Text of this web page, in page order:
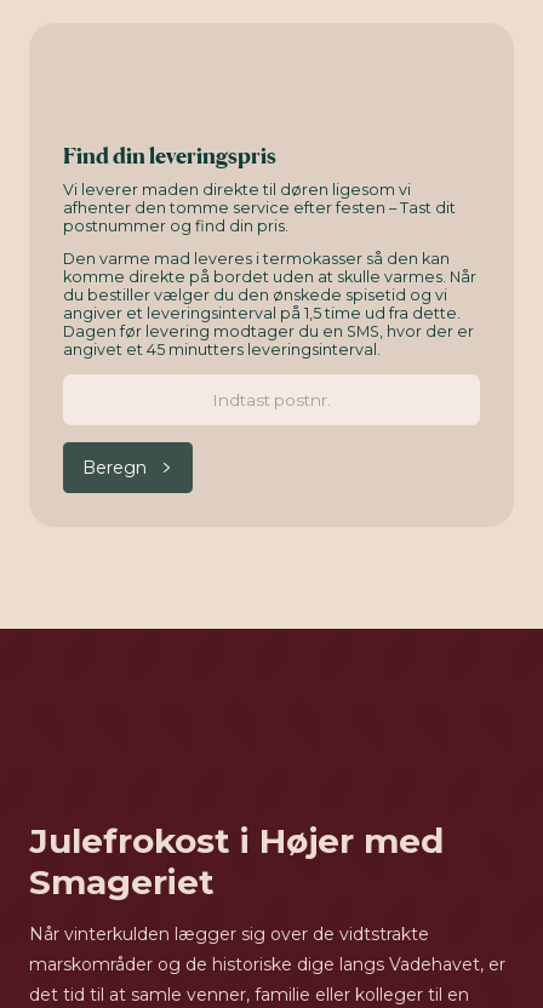
Find din leveringspris
Vi leverer maden direkte til døren ligesom vi
afhenter den tomme service efter festen – Tast dit
postnummer og find din pris.
Den varme mad leveres i termokasser så den kan
komme direkte på bordet uden at skulle varmes. Når
du bestiller vælger du den ønskede spisetid og vi
angiver et leveringsinterval på 1,5 time ud fra dette.
Dagen før levering modtager du en SMS, hvor der er
angivet et 45 minutters leveringsinterval.
Beregn
Julefrokost i Højer med
Smageriet
Når vinterkulden lægger sig over de vidtstrakte
marskområder og de historiske dige langs Vadehavet, er
det tid til at samle venner, familie eller kolleger til en